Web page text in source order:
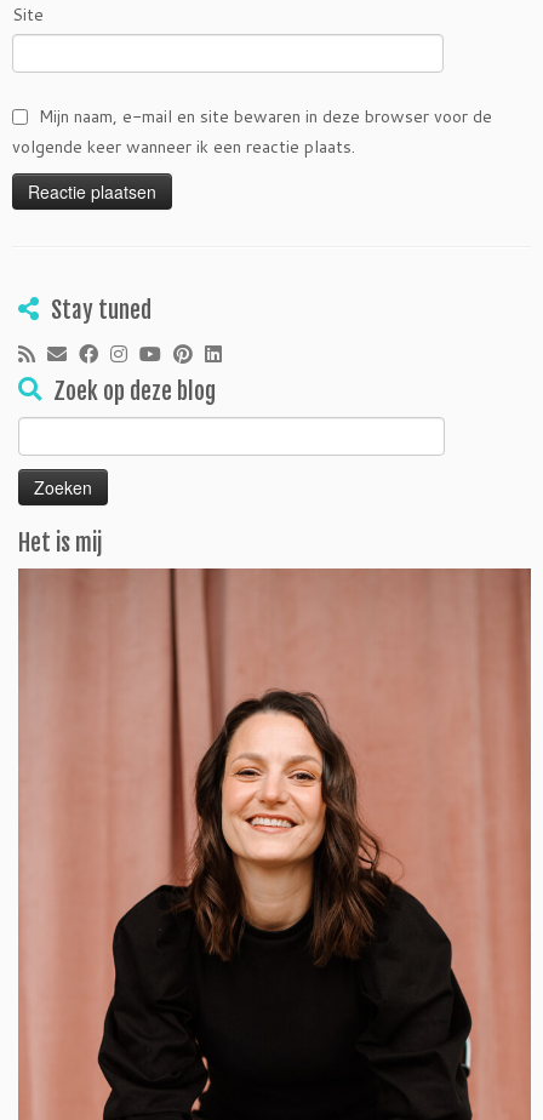
Site
Mijn naam, e-mail en site bewaren in deze browser voor de
volgende keer wanneer ik een reactie plaats.
Stay tuned
Zoek op deze blog
Zoeken
naar:
Het is mij